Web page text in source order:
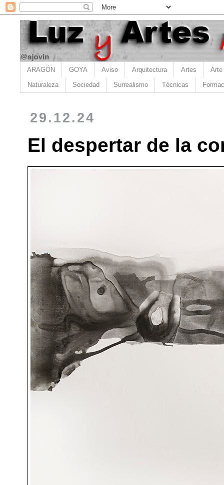
ARAGÓN GOYA Aviso Arquitectura Artes Arte
Naturaleza Sociedad Surrealismo Técnicas
29.12.24
El despertar de la